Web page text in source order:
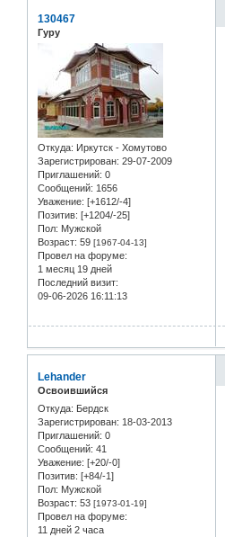
130467
Гуру
Откуда: Иркутск - Хомутово
Зарегистрирован: 29-07-2009
Приглашений: 0
Сообщений: 1656
Уважение: [+1612/-4]
Позитив: [+1204/-25]
Пол: Мужской
Возраст: 59 [1967-04-13]
Провел на форуме:
1 месяц 19 дней
Последний визит:
09-06-2026 16:11:13
Lehander
Освоившийся
Откуда: Бердск
Зарегистрирован: 18-03-2013
Приглашений: 0
Сообщений: 41
Уважение: [+20/-0]
Позитив: [+84/-1]
Пол: Мужской
Возраст: 53 [1973-01-19]
Провел на форуме:
11 дней 2 часа